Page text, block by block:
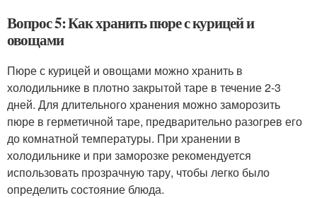
Вопрос 5: Как хранить пюре с курицей и
овощами
Пюре с курицей и овощами можно хранить в
холодильнике в плотно закрытой таре в течение 2-3
дней. Для длительного хранения можно заморозить
пюре в герметичной таре, предварительно разогрев его
до комнатной температуры. При хранении в
холодильнике и при заморозке рекомендуется
использовать прозрачную тару, чтобы легко было
определить состояние блюда.